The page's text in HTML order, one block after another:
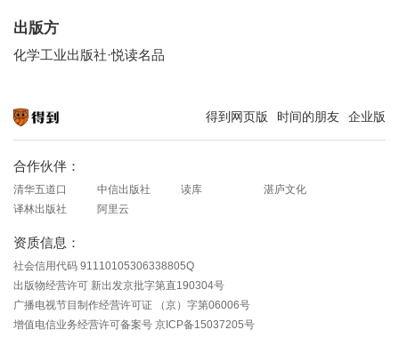
出版方
化学工业出版社·悦读名品
得到网页版 时间的朋友 企业版
合作伙伴：
清华五道口 中信出版社 读库
湛庐文化
译林出版社
阿里云
资质信息：
社会信用代码 91110105306338805Q
出版物经营许可 新出发京批字第直190304号
广播电视节目制作经营许可证 （京）字第06006号
增值电信业务经营许可备案号 京ICP备15037205号